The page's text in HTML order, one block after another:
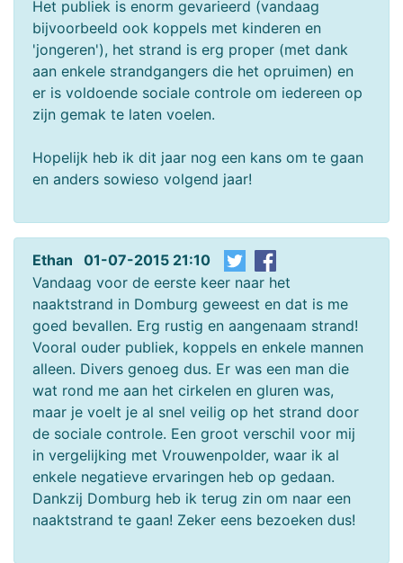
Het publiek is enorm gevarieerd (vandaag
bijvoorbeeld ook koppels met kinderen en
'jongeren'), het strand is erg proper (met dank
aan enkele strandgangers die het opruimen) en
er is voldoende sociale controle om iedereen op
zijn gemak te laten voelen.
Hopelijk heb ik dit jaar nog een kans om te gaan
en anders sowieso volgend jaar!
Ethan 01-07-2015 21:10
Vandaag voor de eerste keer naar het
naaktstrand in Domburg geweest en dat is me
goed bevallen. Erg rustig en aangenaam strand!
Vooral ouder publiek, koppels en enkele mannen
alleen. Divers genoeg dus. Er was een man die
wat rond me aan het cirkelen en gluren was,
maar je voelt je al snel veilig op het strand door
de sociale controle. Een groot verschil voor mij
in vergelijking met Vrouwenpolder, waar ik al
enkele negatieve ervaringen heb op gedaan.
Dankzij Domburg heb ik terug zin om naar een
naaktstrand te gaan! Zeker eens bezoeken dus!